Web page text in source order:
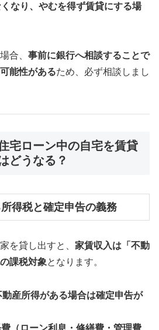
なり、やむを得ず賃貸にする場
合、 事前に銀行へ相談することで
能性があるため、必ず相談しまし
宅ローン中の自宅を賃貸
どうなる？
得税と確定申告の義務
を貸し出すと、 家賃収入は「不動
課税対象となります。
産所得がある場合は確定申告が
（ローン利息・修繕費・管理費